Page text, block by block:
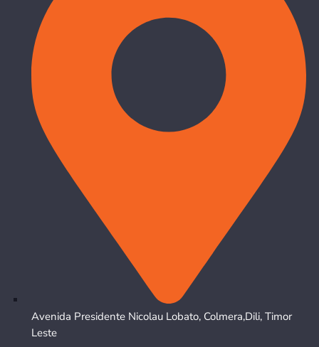
Avenida Presidente Nicolau Lobato, Colmera,Dili, Timor
Leste